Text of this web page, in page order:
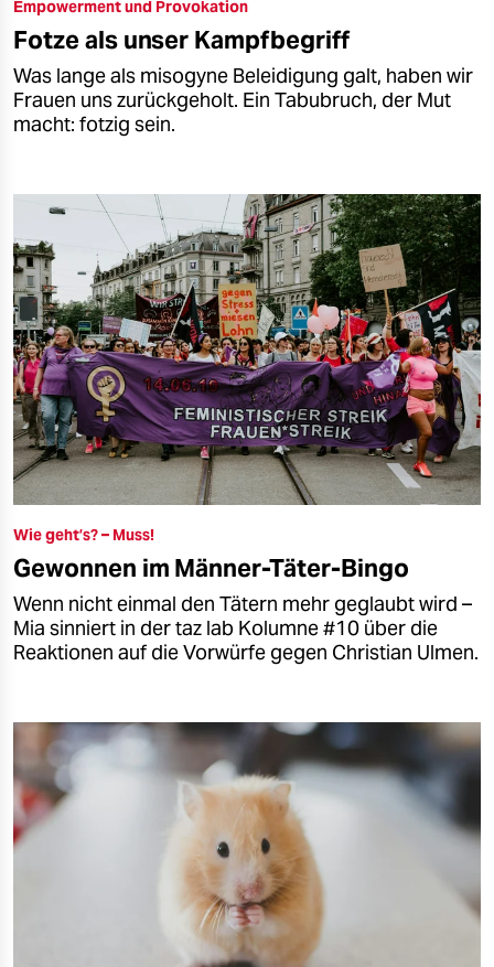
Empowerment und Provokation
Fotze als unser Kampfbegriff
Was lange als misogyne Beleidigung galt, haben wir
Frauen uns zurückgeholt. Ein Tabubruch, der Mut
macht: fotzig sein.
Wie geht’s? – Muss!
Gewonnen im Männer-Täter-Bingo
Wenn nicht einmal den Tätern mehr geglaubt wird –
Mia sinniert in der taz lab Kolumne #10 über die
Reaktionen auf die Vorwürfe gegen Christian Ulmen.